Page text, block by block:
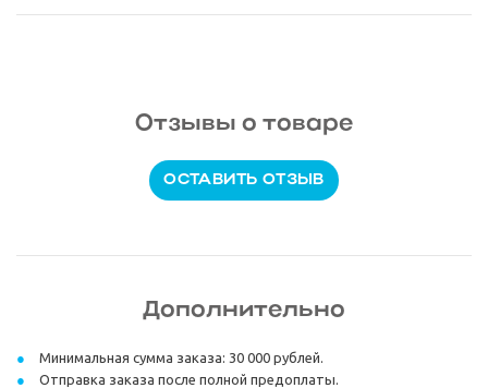
Отзывы о товаре
ОСТАВИТЬ ОТЗЫВ
Дополнительно
Минимальная сумма заказа: 30 000 рублей.
Отправка заказа после полной предоплаты.